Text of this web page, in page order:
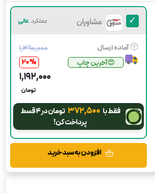
مشاوران
عملکرد عالی
آماده ارسال
😍آخرین چاپ
۱٬۴۹۰٬۰۰۰
20%
۱٬۱۹۲٬۰۰۰
تومان
فقط با ۳۷۲٬۵۰۰
تومان در ۴ قسط
پرداخت کن!
افزودن به سبد خرید